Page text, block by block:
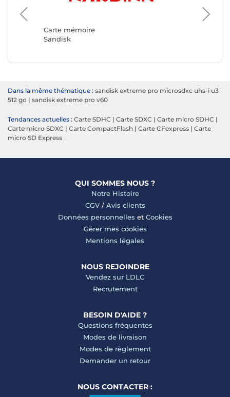
Carte mémoire
Sandisk
Carte
Dans la même thématique : sandisk extreme pro microsdxc uhs-i u3
512 go | sandisk extreme pro v60
Tendances actuelles : Carte SDHC | Carte SDXC | Carte micro SDHC |
Carte micro SDXC | Carte CompactFlash | Carte CFexpress | Carte
micro SD Express
QUI SOMMES NOUS ?
Notre Histoire
CGV/ Avis clients
Données personnelles et Cookies
Gérer mes cookies
Mentions légales
NOUS REJOINDRE
Vendez sur LDLC
Recrutement
BESOIN D'AIDE ?
Questions fréquentes
Modes de livraison
Modes de règlement
Demander un retour
NOUS CONTACTER :